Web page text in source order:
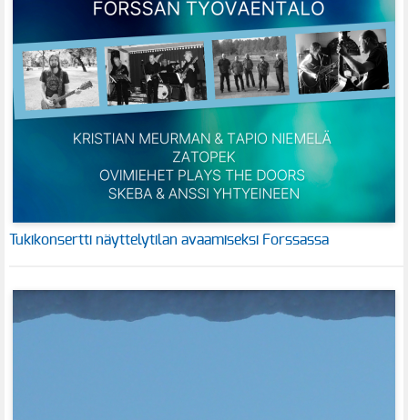
Tukikonsertti näyttelytilan avaamiseksi Forssassa